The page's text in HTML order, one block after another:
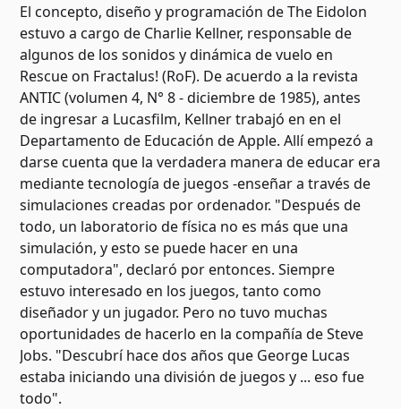
El concepto, diseño y programación de The Eidolon
estuvo a cargo de Charlie Kellner, responsable de
algunos de los sonidos y dinámica de vuelo en
Rescue on Fractalus! (RoF). De acuerdo a la revista
ANTIC (volumen 4, N° 8 - diciembre de 1985), antes
de ingresar a Lucasfilm, Kellner trabajó en en el
Departamento de Educación de Apple. Allí empezó a
darse cuenta que la verdadera manera de educar era
mediante tecnología de juegos -enseñar a través de
simulaciones creadas por ordenador. "Después de
todo, un laboratorio de física no es más que una
simulación, y esto se puede hacer en una
computadora", declaró por entonces. Siempre
estuvo interesado en los juegos, tanto como
diseñador y un jugador. Pero no tuvo muchas
oportunidades de hacerlo en la compañía de Steve
Jobs. "Descubrí hace dos años que George Lucas
estaba iniciando una división de juegos y ... eso fue
todo".